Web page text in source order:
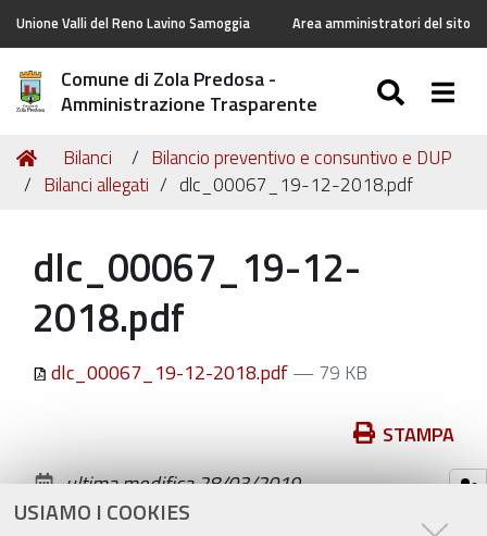
USIAMO I COOKIES
Unione Valli del Reno Lavino Samoggia Area amministratori del sito
Comune di Zola Predosa -
Amministrazione Trasparente
Tu
sei
Home
Bilanci
Bilancio preventivo e consuntivo e DUP
Bilanci allegati
dlc_00067_19-12-2018.pdf
dlc_00067_19-12-
2018.pdf
dlc_00067_19-12-2018.pdf— 79 KB
documento
STAMPA
ultima modifica28/03/2019